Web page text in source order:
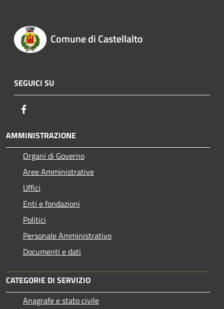
Comune di Castellalto
SEGUICI SU
AMMINISTRAZIONE
Organi di Governo
Aree Amministrative
Uffici
Enti e fondazioni
Politici
Personale Amministrativo
Documenti e dati
CATEGORIE DI SERVIZIO
Anagrafe e stato civile